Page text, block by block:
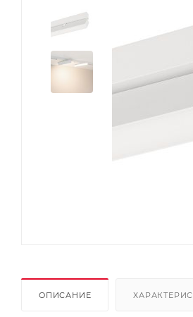
ОПИСАНИЕ